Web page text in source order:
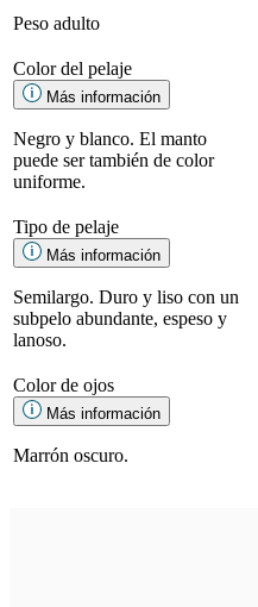
Peso adulto
Color del pelaje
Más información
Negro y blanco. El manto
puede ser también de color
uniforme.
Tipo de pelaje
Más información
Semilargo. Duro y liso con un
subpelo abundante, espeso y
lanoso.
Color de ojos
Más información
Marrón oscuro.